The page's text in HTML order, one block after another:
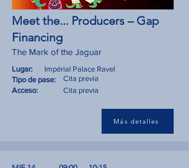
Meet the... Producers – Gap
Financing
The Mark of the Jaguar
Lugar:
Tipo de pase:
Impérial Palace Ravel
Cita previa
Acceso:
Cita previa
Más detalles